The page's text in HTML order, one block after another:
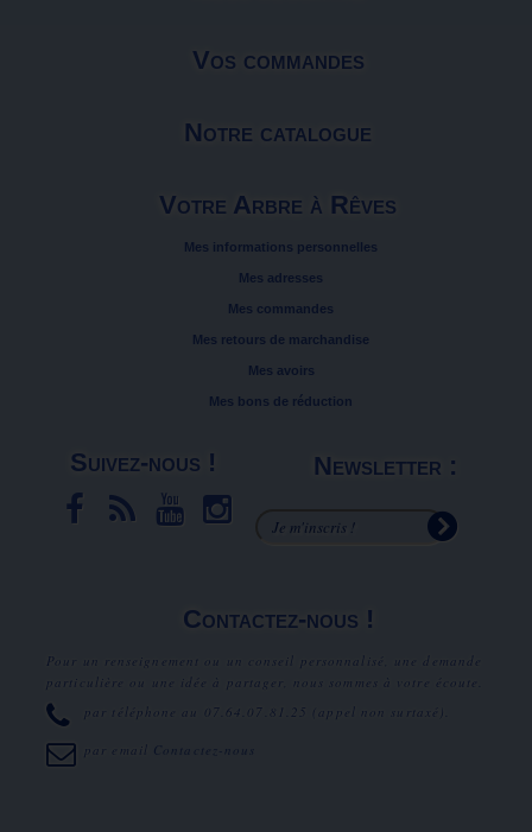
Vos commandes
Notre catalogue
Votre Arbre à Rêves
Mes informations personnelles
Mes adresses
Mes commandes
Mes retours de marchandise
Mes avoirs
Mes bons de réduction
Suivez-nous ! Newsletter :
Contactez-nous !
Pour un renseignement ou un conseil personnalisé, une demande
particulière ou une idée à partager, nous sommes à votre écoute.
par téléphone au
07.64.07.81.25 (appel non surtaxé).
par email Contactez-nous